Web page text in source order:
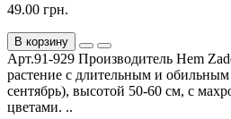
49.00 грн.
В корзину
Арт.91-929 Производитель Hem
растение с длительным и
сентябрь), высотой 50-60 см, с
цветами. ..